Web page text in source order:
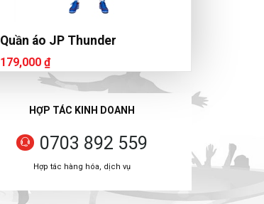
Quần áo JP Thunder
179,000 ₫
HỢP TÁC KINH DOANH
0703 892 559
Hợp tác hàng hóa, dịch vụ